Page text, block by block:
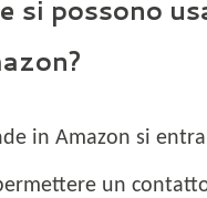
si possono
in Amazon si
un